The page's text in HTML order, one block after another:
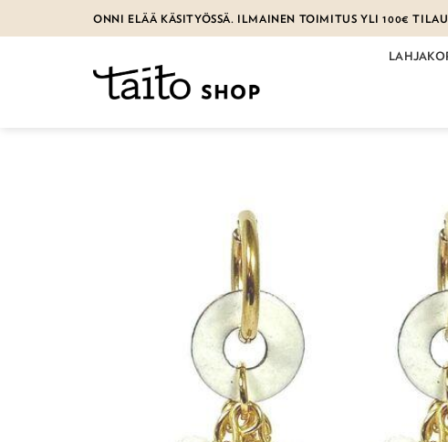
to
ONNI ELÄÄ KÄSITYÖSSÄ. ILMAINEN TOIMITUS YLI 100€